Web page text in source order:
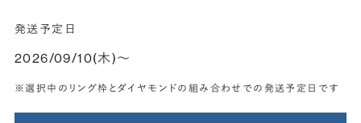
発送予定日
2026/09/10(木)〜
※選択中のリング枠とダイヤモンドの組み合わせでの発送予定日です